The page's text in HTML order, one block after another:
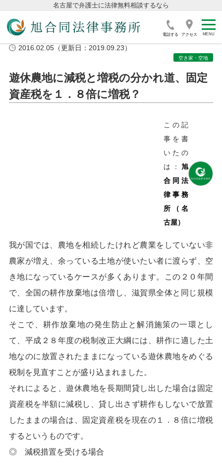
名古屋で弁護士に法律無料相談するなら
電話する アクセス
2016.02.05（更新日：2019.09.23）
空き家・空地
遊休農地に減税と増税の分かれ道、固定
資産税を１．８倍に増税？
この記
事を書
いたの
は：旭
合同法
律事務
所（名
古屋）
我が国では、農地を相続したけれど農業をしていない非
農家が増え、余っている土地が使いたい者に渡らず、空
き地になっているケースが多くあります。この２０年間
で、全国の耕作放棄地は倍増し、滋賀県全体と同じ規模
に達しています。
そこで、耕作放棄地の発生防止と解消施策の一環とし
て、平成２８年度の税制改正大綱には、耕作に適した土
地なのに放置されたままになっている遊休農地をめぐる
税制を見直すことが盛り込まれました。
それによると、遊休農地を長期間貸し出した場合は固定
資産税を半額に減税し、貸し出さず耕作もしないで放置
したままの場合は、固定資産税を現在の１．８倍に増税
するというものです。
◎ 減税措置を受ける場合